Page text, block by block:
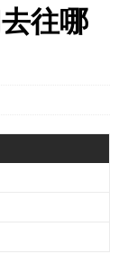
往哪